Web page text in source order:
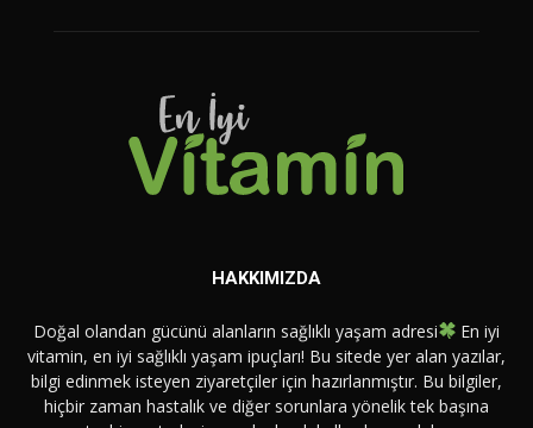
HAKKIMIZDA
Doğal olandan gücünü alanların sağlıklı yaşam adresi
En iyi
vitamin, en iyi sağlıklı yaşam ipuçları! Bu sitede yer alan yazılar,
bilgi edinmek isteyen ziyaretçiler için hazırlanmıştır. Bu bilgiler,
hiçbir zaman hastalık ve diğer sorunlara yönelik tek başına